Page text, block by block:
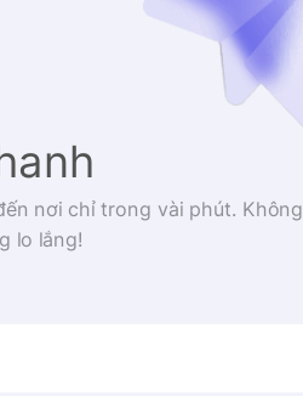
nơi chỉ trong vài phút. Không
lo lắng!